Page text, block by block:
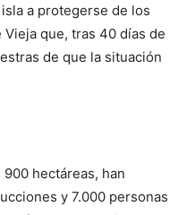
a protegerse de los
que, tras 40 días de
de que la situación
hectáreas, han
y 7.000 personas